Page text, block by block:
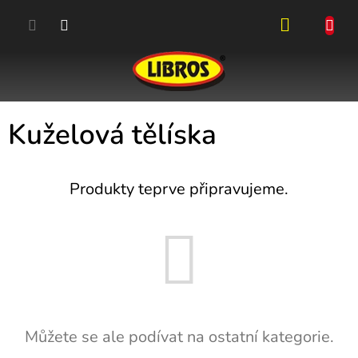
Kuželová tělíska
Produkty teprve připravujeme.
Můžete se ale podívat na ostatní kategorie.